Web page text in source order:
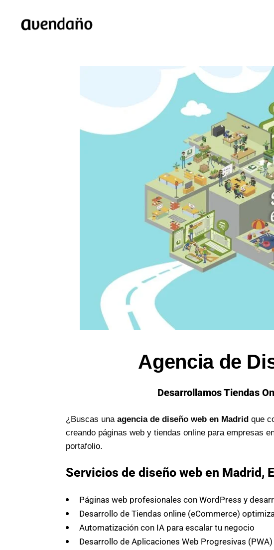
Agencia de
Desarrollamos Tiendas
¿Buscas una agencia de diseño web en Madrid que
creando páginas web y tiendas online para empresas
portafolio.
Servicios de diseño web en Madrid,
Páginas web profesionales con WordPress y
Desarrollo de Tiendas online (eCommerce)
Automatización con IA para escalar tu negocio
Desarrollo de Aplicaciones Web Progresivas (PWA)